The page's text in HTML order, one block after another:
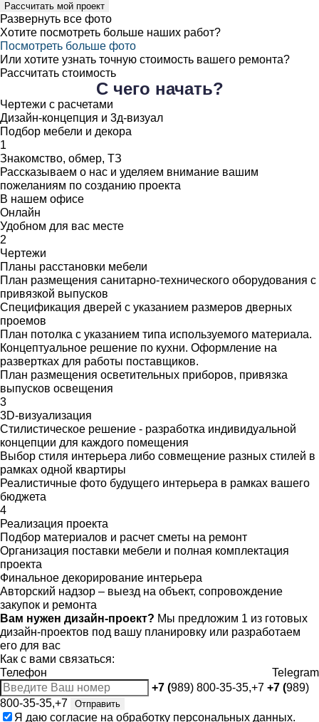
Рассчитать мой проект
Развернуть все фото
Хотите посмотреть больше наших работ?
Посмотреть больше фото
Или хотите узнать точную стоимость вашего ремонта?
Рассчитать стоимость
С чего начать?
Чертежи с расчетами
Дизайн-концепция и 3д-визуал
Подбор мебели и декора
1
Знакомство, обмер, ТЗ
Рассказываем о нас и уделяем внимание вашим
пожеланиям по созданию проекта
В нашем офисе
Онлайн
Удобном для вас месте
2
Чертежи
Планы расстановки мебели
План размещения санитарно-технического оборудования с
привязкой выпусков
Спецификация дверей с указанием размеров дверных
проемов
План потолка с указанием типа используемого материала.
Концептуальное решение по кухни. Оформление на
развертках для работы поставщиков.
План размещения осветительных приборов, привязка
выпусков освещения
3
3D-визуализация
Стилистическое решение - разработка индивидуальной
концепции для каждого помещения
Выбор стиля интерьера либо совмещение разных стилей в
рамках одной квартиры
Реалистичные фото будущего интерьера в рамках вашего
бюджета
4
Реализация проекта
Подбор материалов и расчет сметы на ремонт
Организация поставки мебели и полная комплектация
проекта
Финальное декорирование интерьера
Авторский надзор – выезд на объект, сопровождение
закупок и ремонта
Вам нужен дизайн-проект? Мы предложим 1 из готовых
дизайн-проектов под вашу планировку или разработаем
его для вас
Как с вами связаться:
Телефон
Telegram
+7 (989) 800-35-35,+7 +7 (989)
800-35-35,+7
Отправить
Я даю согласие на обработку персональных данных.